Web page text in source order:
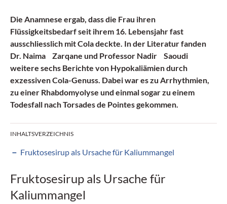
Die Anamnese ergab, dass die Frau ihren
Flüssigkeitsbedarf seit ihrem 16. Lebensjahr fast
ausschliesslich mitColadeckte. In der Literatur fanden
Dr. Naima Zarqane und Professor Nadir Saoudi
weitere sechs Berichte von Hypokaliämiendurch
exzessiven Cola-Genuss. Dabei war es zu Arrhythmien,
zu einer Rhabdomyolyse und einmal sogar zu einem
Todesfall nach Torsades de Pointes gekommen.
INHALTSVERZEICHNIS
Fruktosesirup als Ursache für Kaliummangel
Fruktosesirup als Ursache für
Kaliummangel